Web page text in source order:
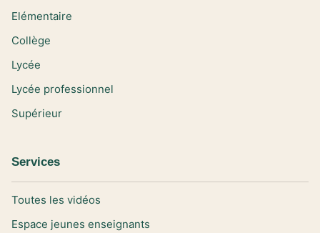
Elémentaire
Collège
Lycée
Lycée professionnel
Supérieur
Services
Toutes les vidéos
Espace jeunes enseignants